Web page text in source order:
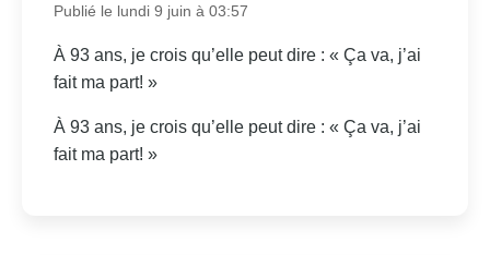
Publié le lundi 9 juin à 03:57
À 93 ans, je crois qu’elle peut dire : « Ça va, j’ai
fait ma part! »
À 93 ans, je crois qu’elle peut dire : « Ça va, j’ai
fait ma part! »